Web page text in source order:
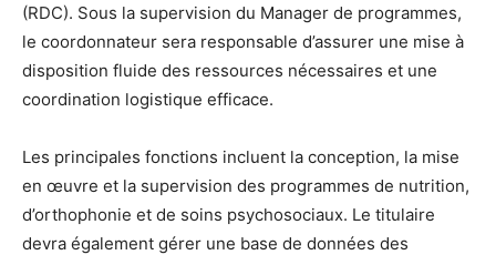
(RDC). Sous la supervision du Manager de programmes,
le coordonnateur sera responsable d’assurer une mise à
disposition fluide des ressources nécessaires et une
coordination logistique efficace.
Les principales fonctions incluent la conception, la mise
en œuvre et la supervision des programmes de nutrition,
d’orthophonie et de soins psychosociaux. Le titulaire
devra également gérer une base de données des